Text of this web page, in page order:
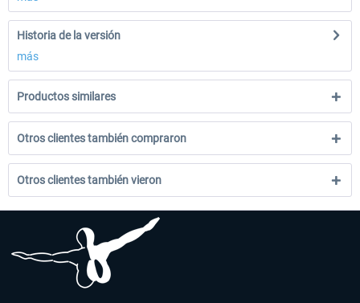
Historia de la versión
más
Productos similares
Otros clientes también compraron
Otros clientes también vieron